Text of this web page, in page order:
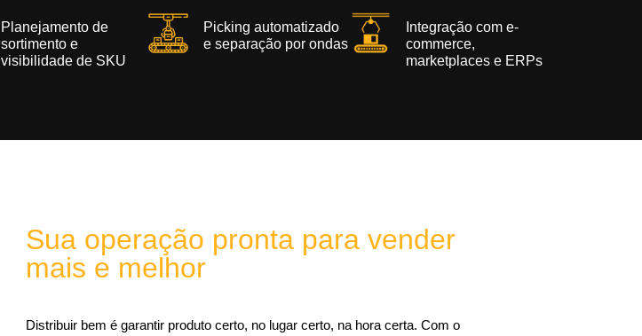
Planejamento de
sortimento e
visibilidade de SKU
Picking automatizado
e separação por ondas
Integração com e-
commerce,
marketplaces e ERPs
Sua operação pronta para vender
mais e melhor
Distribuir bem é garantir produto certo, no lugar certo, na hora certa. Com o